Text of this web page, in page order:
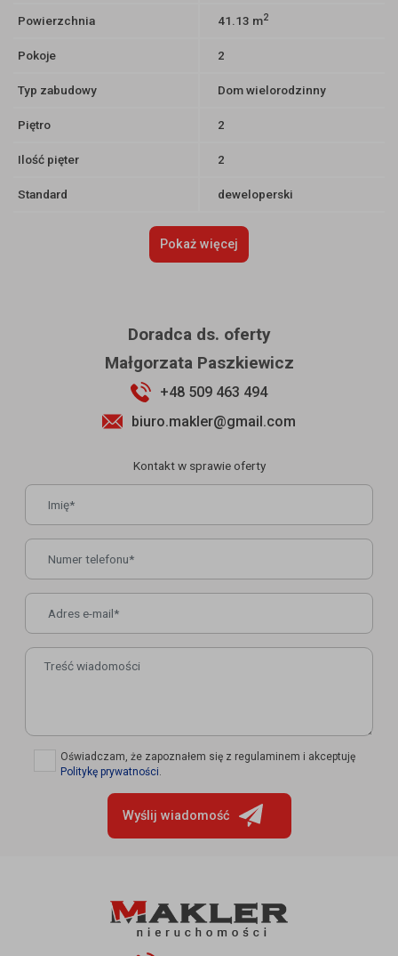
Powierzchnia 41.13 m2
Pokoje 2
Typ zabudowy Dom wielorodzinny
Piętro 2
Ilość pięter 2
Standard deweloperski
Pokaż więcej
Doradca ds. oferty
Małgorzata Paszkiewicz
+48 509 463 494
biuro.makler@gmail.com
Kontakt w sprawie oferty
Oświadczam, że zapoznałem się z regulaminem i akceptuję
Politykę prywatności.
Wyślij wiadomość